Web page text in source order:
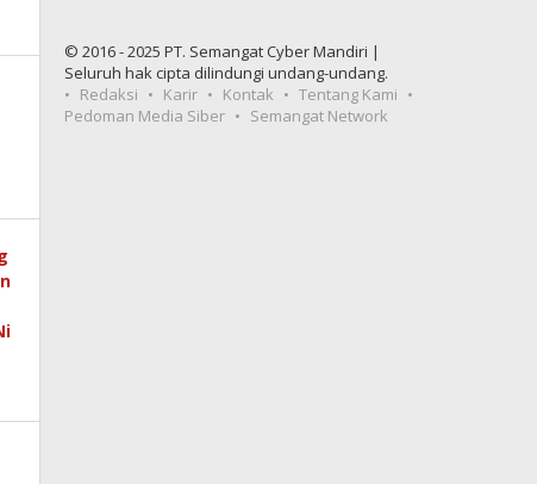
© 2016 - 2025 PT. Semangat Cyber Mandiri |
Seluruh hak cipta dilindungi undang-undang.
Redaksi
Karir Kontak
Tentang Kami
Pedoman Media Siber
Semangat Network